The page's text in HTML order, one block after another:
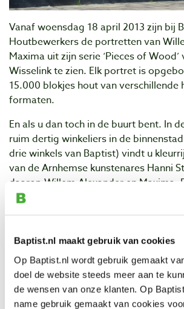
Baptist.nl maakt gebruik van cookies
Op Baptist.nl wordt gebruik gemaakt
doel de website steeds meer aan te
de wensen van onze klanten. Op
name gebruik gemaakt van cookies
Vanaf woensdag 18 april 2013 zijn bij
Houtbewerkers de portretten van
Maxima uit zijn serie ‘Pieces of Wood’
Wisselink te zien. Elk portret is
15.000 blokjes hout van verschillende
formaten.
En als u dan toch in de buurt bent. In
ruim dertig winkeliers in de
drie winkels van Baptist) vindt u
van de Arnhemse kunstenares Hanni
daarop Willem Alexander en Maxima.
etalages van deze ‘kroningroute’
weken in de Bakkerstraat, Beekstraat,
Bekijk de Kroningsroute en doe mee
(pdf).
U bent van harte welkom om deze
komen bekijken!